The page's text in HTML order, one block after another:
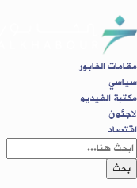
مقامات الخابور
سياسي
مكتبة الفيديو
لاجئون
اقتصاد
بحث